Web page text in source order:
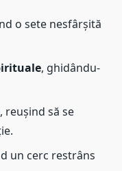
o sete nesfârșită
, ghidându-
, reușind să se
un cerc restrâns